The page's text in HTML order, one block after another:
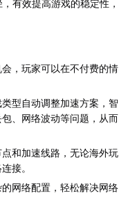
有效提高游戏的稳定性，
会，玩家可以在不付费的情
类型自动调整加速方案，智
、网络波动等问题，从而
点和加速线路，无论海外玩
接。
网络配置，轻松解决网络